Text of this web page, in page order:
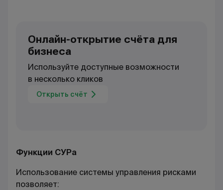
Онлайн-открытие счёта для
бизнеса
Используйте доступные возможности
в несколько кликов
Открыть счёт
Функции СУРа
Использование системы управления рисками
позволяет: